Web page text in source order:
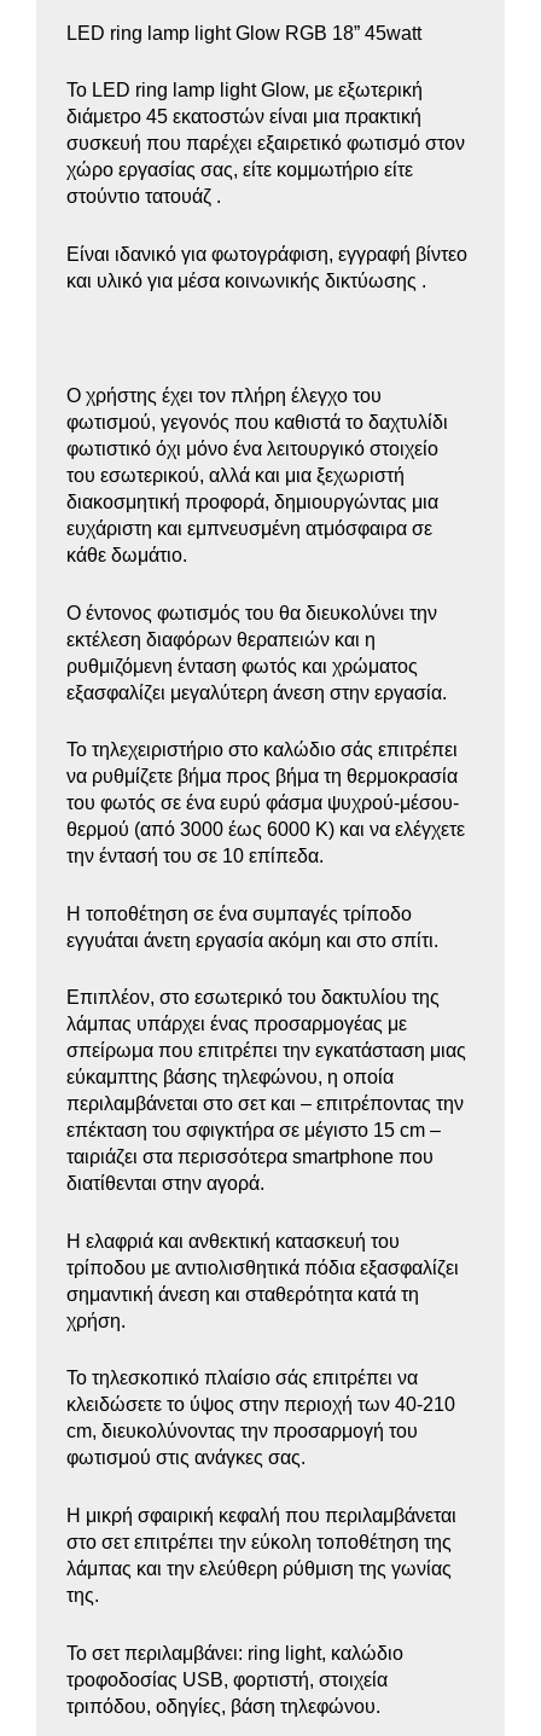
LED ring lamp light Glow RGB 18” 45watt
Το LED ring lamp light Glow, με εξωτερική
διάμετρο 45 εκατοστών είναι μια πρακτική
συσκευή που παρέχει εξαιρετικό φωτισμό στον
χώρο εργασίας σας, είτε κομμωτήριο είτε
στούντιο τατουάζ .
Είναι ιδανικό για φωτογράφιση, εγγραφή βίντεο
και υλικό για μέσα κοινωνικής δικτύωσης .
Ο χρήστης έχει τον πλήρη έλεγχο του
φωτισμού, γεγονός που καθιστά το δαχτυλίδι
φωτιστικό όχι μόνο ένα λειτουργικό στοιχείο
του εσωτερικού, αλλά και μια ξεχωριστή
διακοσμητική προφορά, δημιουργώντας μια
ευχάριστη και εμπνευσμένη ατμόσφαιρα σε
κάθε δωμάτιο.
Ο έντονος φωτισμός του θα διευκολύνει την
εκτέλεση διαφόρων θεραπειών και η
ρυθμιζόμενη ένταση φωτός και χρώματος
εξασφαλίζει μεγαλύτερη άνεση στην εργασία.
Το τηλεχειριστήριο στο καλώδιο σάς επιτρέπει
να ρυθμίζετε βήμα προς βήμα τη θερμοκρασία
του φωτός σε ένα ευρύ φάσμα ψυχρού-μέσου-
θερμού (από 3000 έως 6000 K) και να ελέγχετε
την έντασή του σε 10 επίπεδα.
Η τοποθέτηση σε ένα συμπαγές τρίποδο
εγγυάται άνετη εργασία ακόμη και στο σπίτι.
Επιπλέον, στο εσωτερικό του δακτυλίου της
λάμπας υπάρχει ένας προσαρμογέας με
σπείρωμα που επιτρέπει την εγκατάσταση μιας
εύκαμπτης βάσης τηλεφώνου, η οποία
περιλαμβάνεται στο σετ και – επιτρέποντας την
επέκταση του σφιγκτήρα σε μέγιστο 15 cm –
ταιριάζει στα περισσότερα smartphone που
διατίθενται στην αγορά.
Η ελαφριά και ανθεκτική κατασκευή του
τρίποδου με αντιολισθητικά πόδια εξασφαλίζει
σημαντική άνεση και σταθερότητα κατά τη
χρήση.
Το τηλεσκοπικό πλαίσιο σάς επιτρέπει να
κλειδώσετε το ύψος στην περιοχή των 40-210
cm, διευκολύνοντας την προσαρμογή του
φωτισμού στις ανάγκες σας.
Η μικρή σφαιρική κεφαλή που περιλαμβάνεται
στο σετ επιτρέπει την εύκολη τοποθέτηση της
λάμπας και την ελεύθερη ρύθμιση της γωνίας
της.
Το σετ περιλαμβάνει: ring light, καλώδιο
τροφοδοσίας USB, φορτιστή, στοιχεία
τριπόδου, οδηγίες, βάση τηλεφώνου.